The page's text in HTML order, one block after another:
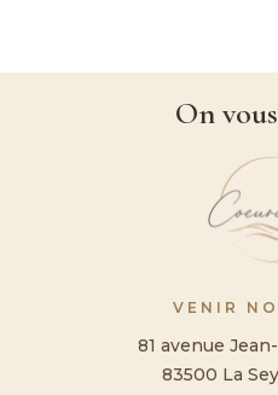
On
VENIR
81 avenue
83500 La